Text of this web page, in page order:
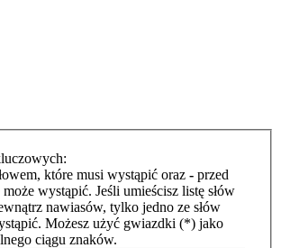
które musi wystąpić oraz - przed
wystąpić. Jeśli umieścisz listę słów
nawiasów, tylko jedno ze słów
Możesz użyć gwiazdki (*) jako
ciągu znaków.